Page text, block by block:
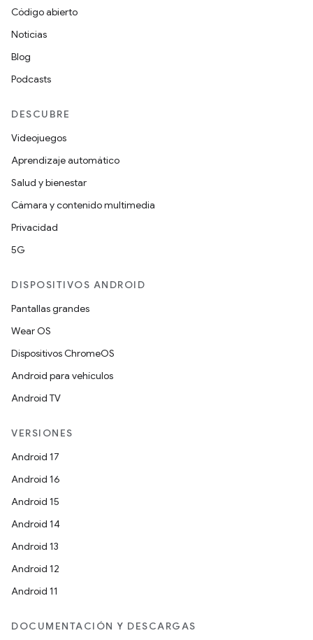
Código abierto
Noticias
Blog
Podcasts
DESCUBRE
Videojuegos
Aprendizaje automático
Salud y bienestar
Cámara y contenido multimedia
Privacidad
5G
DISPOSITIVOS ANDROID
Pantallas grandes
Wear OS
Dispositivos ChromeOS
Android para vehículos
Android TV
VERSIONES
Android 17
Android 16
Android 15
Android 14
Android 13
Android 12
Android 11
DOCUMENTACIÓN Y DESCARGAS